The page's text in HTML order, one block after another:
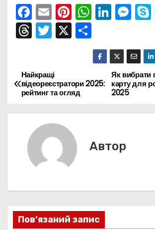
F
a
c
b
o
o
k
E
m
ai
Pi
nt
er
st
W
h
a
ts
A
p
p
Li
k
e
dI
n
M
s
s
e
n
g
T
a
d
s
T
er
X П
о
ді
л
т
с
Н
а
ц
Як вибрати
карту для
2025
Найкращі
відеореєстратори 2025:
рейтинг та огляд
Автор
Пов’язаний запис